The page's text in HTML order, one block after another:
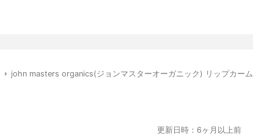
john masters organics(ジョンマスターオーガニック) リップカーム
更新日時：6ヶ月以上前